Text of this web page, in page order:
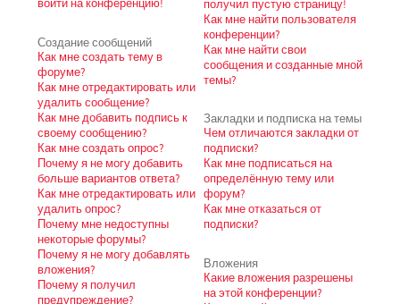
войти на конференцию!
Создание сообщений
Как мне создать тему в
форуме?
Как мне отредактировать или
удалить сообщение?
Как мне добавить подпись к
своему сообщению?
Как мне создать опрос?
Почему я не могу добавить
больше вариантов ответа?
Как мне отредактировать или
удалить опрос?
Почему мне недоступны
некоторые форумы?
Почему я не могу добавлять
вложения?
Почему я получил
предупреждение?
получил пустую страницу!
Как мне найти пользователя
конференции?
Как мне найти свои
сообщения и созданные мной
темы?
Закладки и подписка на темы
Чем отличаются закладки от
подписки?
Как мне подписаться на
определённую тему или
форум?
Как мне отказаться от
подписки?
Вложения
Какие вложения разрешены
на этой конференции?